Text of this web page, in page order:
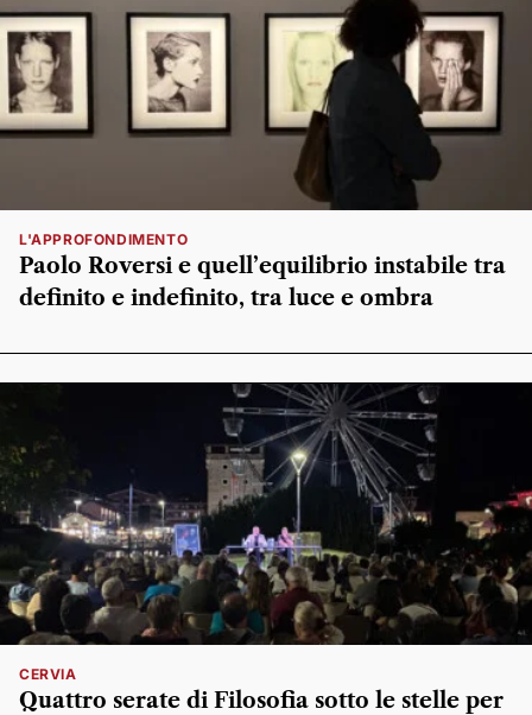
L'APPROFONDIMENTO
Paolo Roversi e quell’equilibrio instabile tra
definito e indefinito, tra luce e ombra
CERVIA
Quattro serate di Filosofia sotto le stelle per